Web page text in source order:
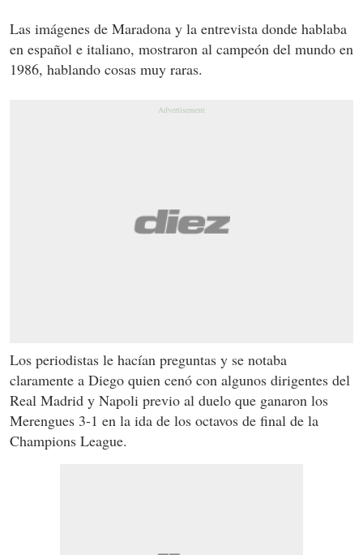
Las imágenes de Maradona y la entrevista donde hablaba
en español e italiano, mostraron al campeón del mundo en
1986, hablando cosas muy raras.
Los periodistas le hacían preguntas y se notaba
claramente a Diego quien cenó con algunos dirigentes del
Real Madrid y Napoli previo al duelo que ganaron los
Merengues 3-1 en la ida de los octavos de final de la
Champions League.